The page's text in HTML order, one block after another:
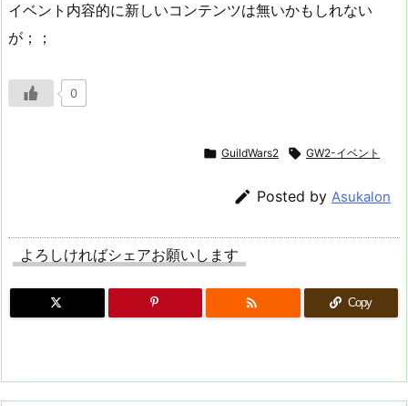
イベント内容的に新しいコンテンツは無いかもしれない
が；；
0
 GuildWars2  GW2-イベント
 Posted by Asukalon
よろしければシェアお願いします
 Copy